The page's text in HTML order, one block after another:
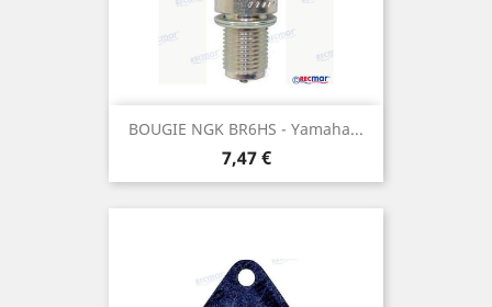
BOUGIE NGK BR6HS - Yamaha...
Prix
7,47 €